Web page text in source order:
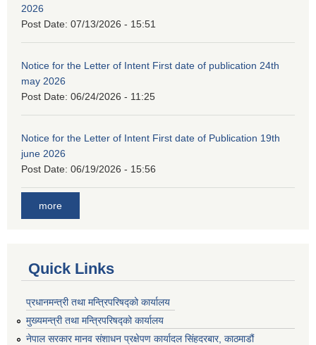
2026
Post Date: 07/13/2026 - 15:51
Notice for the Letter of Intent First date of publication 24th
may 2026
Post Date: 06/24/2026 - 11:25
Notice for the Letter of Intent First date of Publication 19th
june 2026
Post Date: 06/19/2026 - 15:56
more
Quick Links
प्रधानमन्त्री तथा मन्त्रिपरिषद्को कार्यालय
मुख्यमन्त्री तथा मन्त्रिपरिषद्को कार्यालय
नेपाल सरकार मानव संशाधन प्रक्षेपण कार्यादल सिंहदरबार, काठमाडौं